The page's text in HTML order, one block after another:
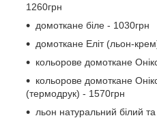
1260грн
домоткане біле - 1030грн
домоткане Еліт (льон-
кольорове домоткане
кольорове домоткане
(термодрук) - 1570грн
льон натуральний білий